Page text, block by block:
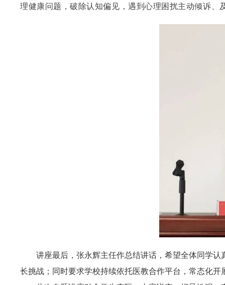
理健康问题，破除认知偏见，遇到心理困扰主动倾诉、
讲座最后，张永辉主任作总结讲话，希望全体同学
长挑战；同时要求学校持续依托医教合作平台，常态化